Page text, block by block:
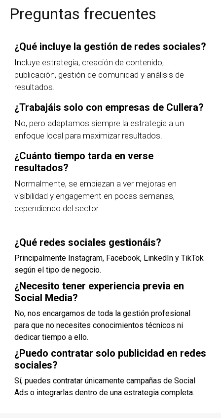
Preguntas frecuentes
¿Qué incluye la gestión de redes sociales?
Incluye estrategia, creación de contenido,
publicación, gestión de comunidad y análisis de
resultados.
¿Trabajáis solo con empresas de Cullera?
No, pero adaptamos siempre la estrategia a un
enfoque local para maximizar resultados.
¿Cuánto tiempo tarda en verse
resultados?
Normalmente, se empiezan a ver mejoras en
visibilidad y engagement en pocas semanas,
dependiendo del sector.
¿Qué redes sociales gestionáis?
Principalmente Instagram, Facebook, LinkedIn y TikTok
según el tipo de negocio.
¿Necesito tener experiencia previa en
Social Media?
No, nos encargamos de toda la gestión profesional
para que no necesites conocimientos técnicos ni
dedicar tiempo a ello.
¿Puedo contratar solo publicidad en redes
sociales?
Sí, puedes contratar únicamente campañas de Social
Ads o integrarlas dentro de una estrategia completa.